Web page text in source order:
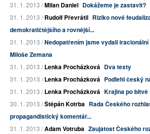
31. 1. 2013 /Milan Daniel Dokážeme je zastavit?
31. 1. 2013 /Rudolf Převrátil Riziko nové
demokratičtějšího a rovnější...
31. 1. 2013 /Nedopatřením jsme vydali
Miloše Zemana
31. 1. 2013 /Lenka Procházková Dva texty
31. 1. 2013 /Lenka Procházková Podlehl český
31. 1. 2013 /Lenka Procházková Krajina po bitvě
30. 1. 2013 /Štěpán Kotrba Rada Českého
propagandistický komentář...
31. 1. 2013 /Adam Votruba Zaujatost Českého